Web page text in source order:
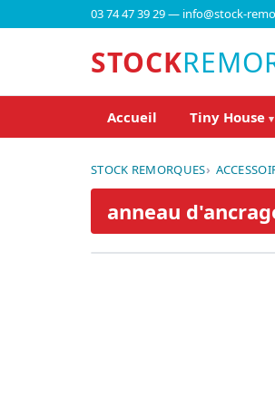
03 74 47 39 29 — info@stock-
STOCK
Accueil Tiny House ▾
STOCK REMORQUES
anneau